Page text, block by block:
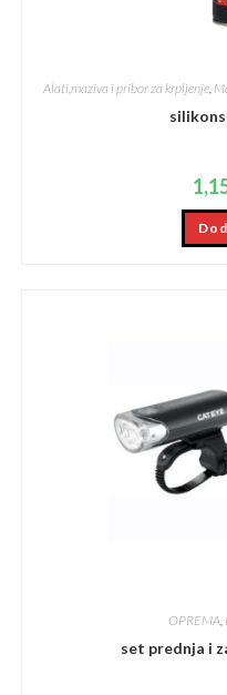
Alati,maziva i pribor za krpljenje
OPREMA,
set prednja i